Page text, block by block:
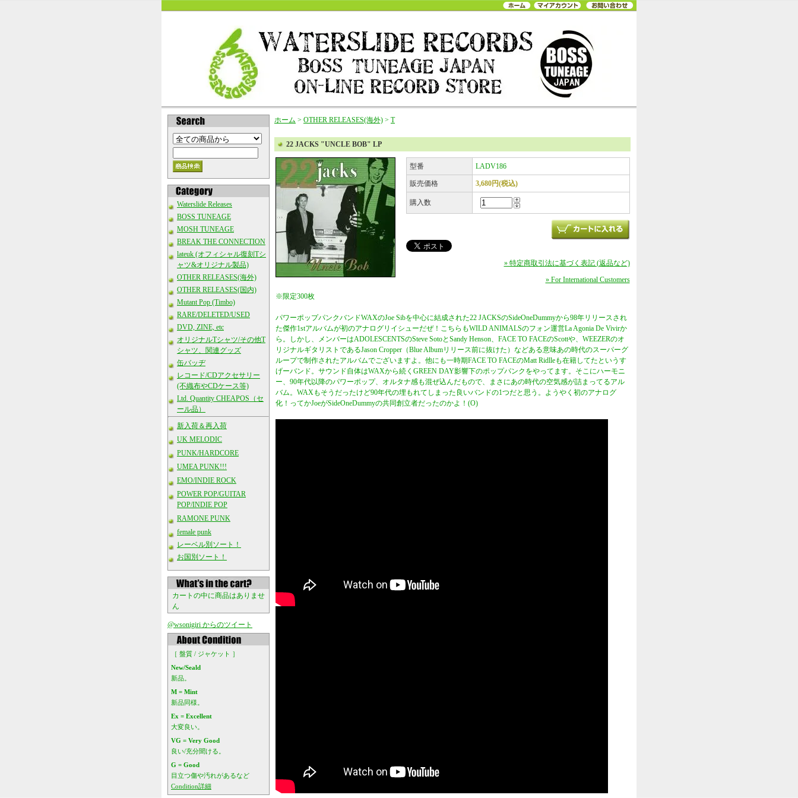
Waterslide Releases
BOSS TUNEAGE
MOSH TUNEAGE
BREAK THE CONNECTION
lateuk (オフィシャル復刻Tシ
ャツ&オリジナル製品)
OTHER RELEASES(海外)
OTHER RELEASES(国内)
Mutant Pop (Timbo)
RARE/DELETED/USED
DVD, ZINE, etc
オリジナルTシャツ/その他T
シャツ、関連グッズ
缶バッヂ
レコード/CDアクセサリー
(不織布やCDケース等)
Ltd. Quantity CHEAPOS（セ
ール品）
新入荷＆再入荷
UK MELODIC
PUNK/HARDCORE
UMEA PUNK!!!
EMO/INDIE ROCK
POWER POP/GUITAR
POP/INDIE POP
RAMONE PUNK
female punk
レーベル別ソート！
お国別ソート！
カートの中に商品はありませ
ん
@wsonigiri からのツイート
［ 盤質 / ジャケット ］
New/Seald
新品。
M = Mint
新品同様。
Ex = Excellent
大変良い。
VG = Very Good
良い/充分聞ける。
G = Good
目立つ傷や汚れがあるなど
Condition詳細
ホーム > OTHER RELEASES(海外) > T
22 JACKS "UNCLE BOB" LP
型番 LADV186
販売価格 3,680円(税込)
購入数
» 特定商取引法に基づく表記 (返品など)
» For International Customers
※限定300枚
パワーポップパンクバンドWAXのJoe Sibを中心に結成された22 JACKSのSideOneDummyから98年リリースされ
た傑作1stアルバムが初のアナログリイシューだぜ！こちらもWILD ANIMALSのフォン運営La Agonia De Vivirか
ら。しかし、メンバーはADOLESCENTSのSteve SotoとSandy Henson、FACE TO FACEのScottや、WEEZERのオ
リジナルギタリストであるJason Cropper（Blue Albumリリース前に抜けた）などある意味あの時代のスーパーグ
ループで制作されたアルバムでございますよ。他にも一時期FACE TO FACEのMatt Ridlleも在籍してたというす
げーバンド。サウンド自体はWAXから続くGREEN DAY影響下のポップパンクをやってます。そこにハーモニ
ー、90年代以降のパワーポップ、オルタナ感も混ぜ込んだもので、まさにあの時代の空気感が詰まってるアル
バム。WAXもそうだったけど90年代の埋もれてしまった良いバンドの1つだと思う。ようやく初のアナログ
化！ってかJoeがSideOneDummyの共同創立者だったのかよ！(O)